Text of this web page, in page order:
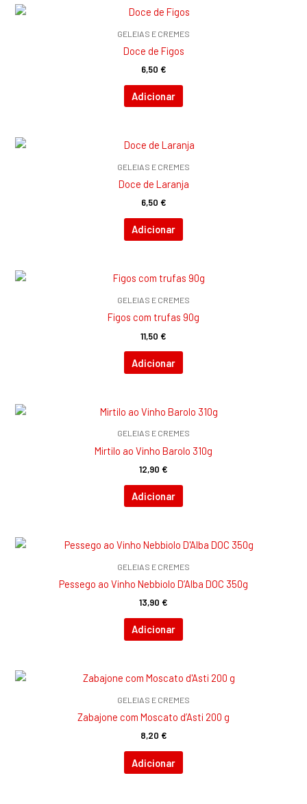
GELEIAS E CREMES
Doce de Figos
6,50 €
Adicionar
GELEIAS E CREMES
Doce de Laranja
6,50 €
Adicionar
GELEIAS E CREMES
Figos com trufas 90g
11,50 €
Adicionar
GELEIAS E CREMES
Mirtilo ao Vinho Barolo 310g
12,90 €
Adicionar
GELEIAS E CREMES
Pessego ao Vinho Nebbiolo D’Alba DOC 350g
13,90 €
Adicionar
GELEIAS E CREMES
Zabajone com Moscato d’Asti 200 g
8,20 €
Adicionar